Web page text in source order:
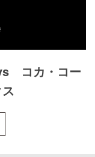
コカ・コー